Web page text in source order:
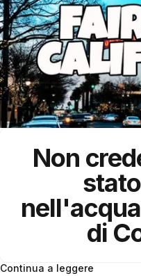
Non
di
Continua a leggere